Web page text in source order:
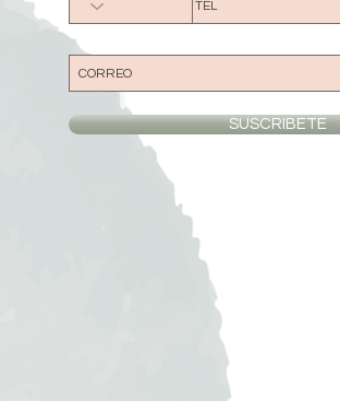
SUSCRIBETE